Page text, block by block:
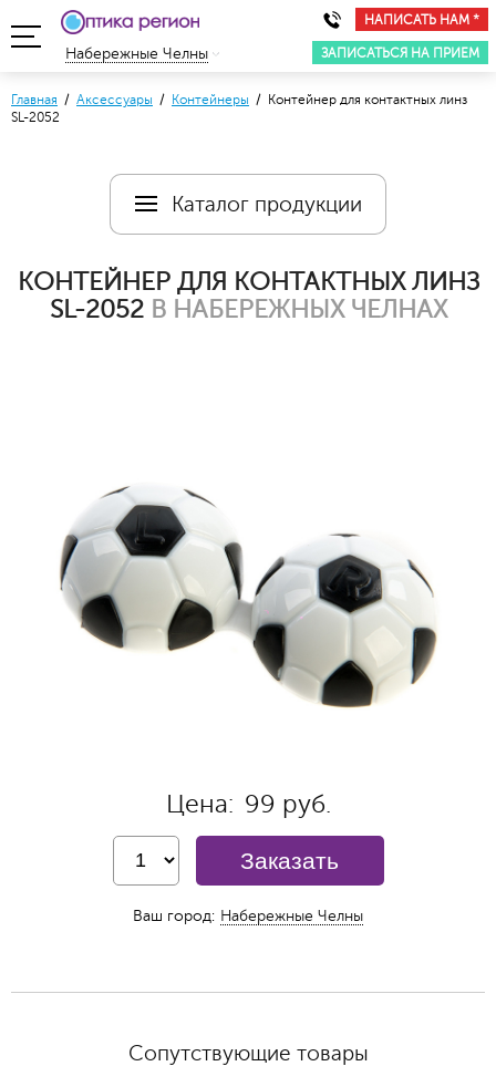
НАПИСАТЬ НАМ *
ЗАПИСАТЬСЯ НА ПРИЕМ
Набережные Челны
Главная / Аксессуары / Контейнеры / Контейнер для контактных линз
SL-2052
Каталог продукции
КОНТЕЙНЕР ДЛЯ КОНТАКТНЫХ ЛИНЗ
SL-2052В НАБЕРЕЖНЫХ ЧЕЛНАХ
Цена: 99 руб.
Заказать
Ваш город: Набережные Челны
Сопутствующие товары